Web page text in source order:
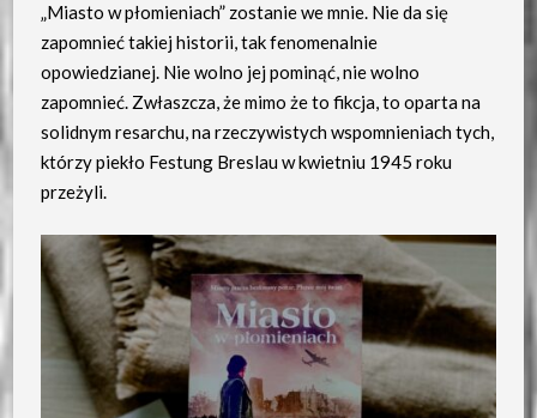
„Miasto w płomieniach” zostanie we mnie. Nie da się
zapomnieć takiej historii, tak fenomenalnie
opowiedzianej. Nie wolno jej pominąć, nie wolno
zapomnieć. Zwłaszcza, że mimo że to fikcja, to oparta na
solidnym resarchu, na rzeczywistych wspomnieniach tych,
którzy piekło Festung Breslau w kwietniu 1945 roku
przeżyli.